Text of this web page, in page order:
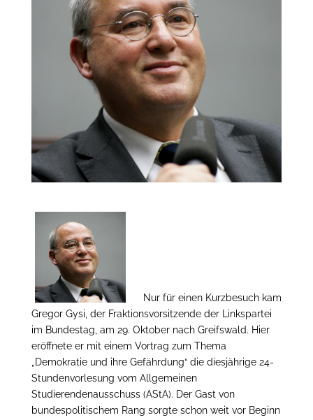
Nur für einen Kurzbesuch kam
Gregor Gysi, der Fraktionsvorsitzende der Linkspartei
im Bundestag, am 29. Oktober nach Greifswald. Hier
eröffnete er mit einem Vortrag zum Thema
„Demokratie und ihre Gefährdung“ die diesjährige 24-
Stundenvorlesung vom Allgemeinen
Studierendenausschuss (AStA). Der Gast von
bundespolitischem Rang sorgte schon weit vor Beginn